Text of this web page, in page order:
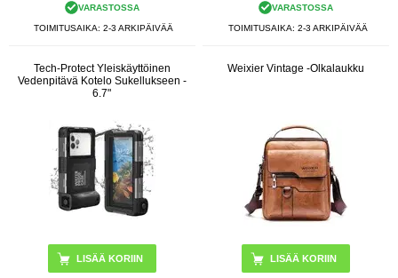
VARASTOSSA
TOIMITUSAIKA: 2-3 ARKIPÄIVÄÄ
VARASTOSSA
TOIMITUSAIKA: 2-3 ARKIPÄIVÄÄ
Tech-Protect Yleiskäyttöinen
Vedenpitävä Kotelo Sukellukseen -
6.7"
LISÄÄ KORIIN
Weixier Vintage -Olkalaukku
LISÄÄ KORIIN